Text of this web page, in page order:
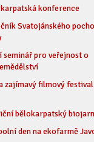
konference
Svatojánského
seminář pro veřejnost o
zajímavý filmový
bělokarpatský
den na ekofarmě